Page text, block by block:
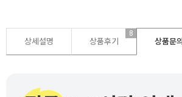
상세설명 상품후기
8
상품문의